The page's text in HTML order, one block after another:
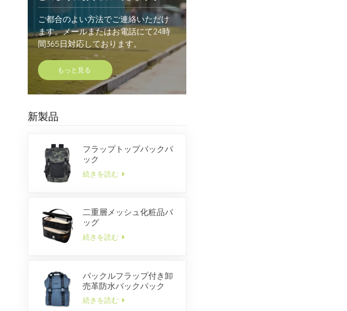
ご都合のよい方法でご連絡いただけ
ます。メールまたはお電話にて24時
間365日対応しております。
もっと見る
新製品
フラップトップバックパ
ック
続きを読む
二重層メッシュ化粧品バ
ッグ
続きを読む
バックルフラップ付き卸
売革防水バックパック
続きを読む